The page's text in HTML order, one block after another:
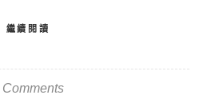
繼續閱讀